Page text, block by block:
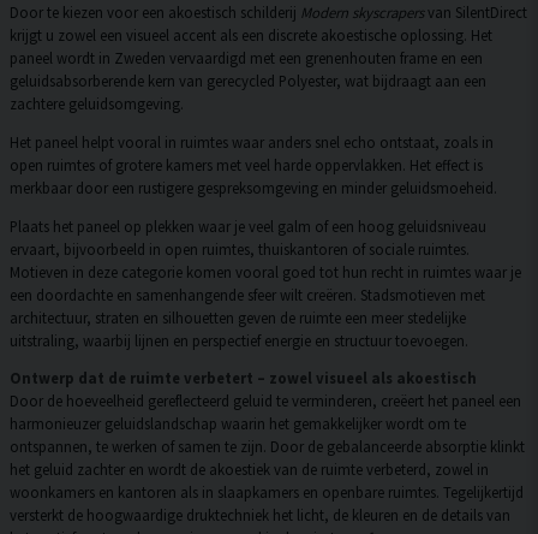
Door te kiezen voor een akoestisch schilderij Modern skyscrapersvan SilentDirect
krijgt u zowel een visueel accent als een discrete akoestische oplossing. Het
paneel wordt in Zweden vervaardigd met een grenenhouten frame en een
geluidsabsorberende kern van gerecycled Polyester, wat bijdraagt aan een
zachtere geluidsomgeving.
Het paneel helpt vooral in ruimtes waar anders snel echo ontstaat, zoals in
open ruimtes of grotere kamers met veel harde oppervlakken. Het effect is
merkbaar door een rustigere gespreksomgeving en minder geluidsmoeheid.
Plaats het paneel op plekken waar je veel galm of een hoog geluidsniveau
ervaart, bijvoorbeeld in open ruimtes, thuiskantoren of sociale ruimtes.
Motieven in deze categorie komen vooral goed tot hun recht in ruimtes waar je
een doordachte en samenhangende sfeer wilt creëren. Stadsmotieven met
architectuur, straten en silhouetten geven de ruimte een meer stedelijke
uitstraling, waarbij lijnen en perspectief energie en structuur toevoegen.
Ontwerp dat de ruimte verbetert – zowel visueel als akoestisch
Door de hoeveelheid gereflecteerd geluid te verminderen, creëert het paneel een
harmonieuzer geluidslandschap waarin het gemakkelijker wordt om te
ontspannen, te werken of samen te zijn. Door de gebalanceerde absorptie klinkt
het geluid zachter en wordt de akoestiek van de ruimte verbeterd, zowel in
woonkamers en kantoren als in slaapkamers en openbare ruimtes. Tegelijkertijd
versterkt de hoogwaardige druktechniek het licht, de kleuren en de details van